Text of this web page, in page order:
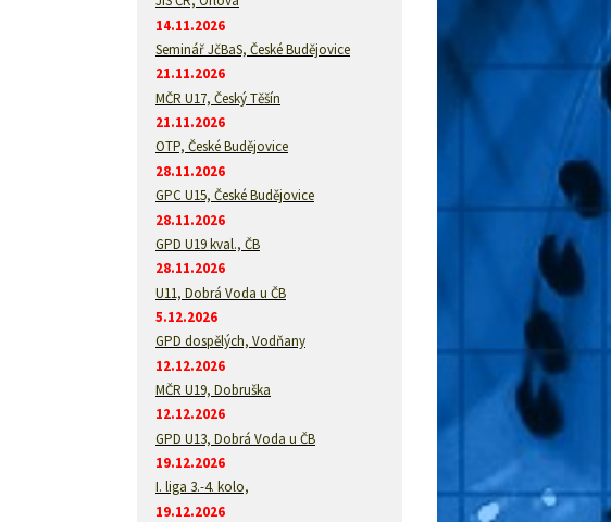
14.11.2026
Seminář JčBaS, České Budějovice
21.11.2026
MČR U17, Český Těšín
21.11.2026
OTP, České Budějovice
28.11.2026
GPC U15, České Budějovice
28.11.2026
GPD U19 kval., ČB
28.11.2026
U11, Dobrá Voda u ČB
5.12.2026
GPD dospělých, Vodňany
12.12.2026
MČR U19, Dobruška
12.12.2026
GPD U13, Dobrá Voda u ČB
19.12.2026
I. liga 3.-4. kolo,
19.12.2026